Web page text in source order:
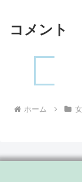
コメント
ホーム